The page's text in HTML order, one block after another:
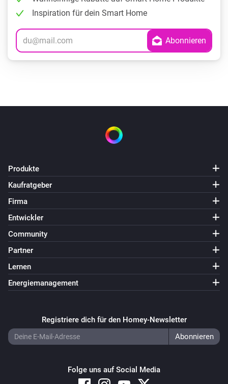
Inspiration für dein Smart Home
Produkte
Kaufratgeber
Firma
Entwickler
Community
Partner
Lernen
Energiemanagement
Registriere dich für den Homey-Newsletter
Folge uns auf Social Media